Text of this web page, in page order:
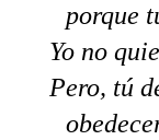
porque
Yo no
Pero, tú